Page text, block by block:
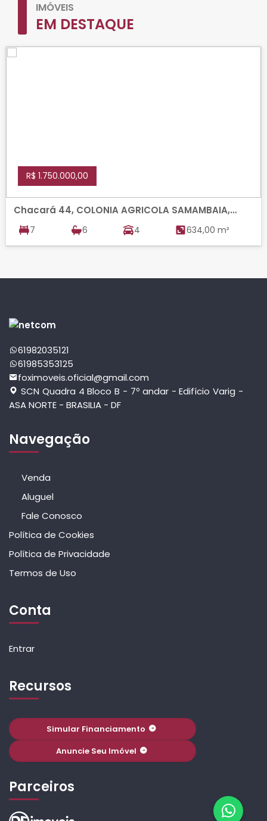
IMÓVEIS
EM DESTAQUE
R$ 1.750.000,00
Chacará 44, COLONIA AGRICOLA SAMAMBAIA,
VICENTE PIRES
7 6 4 634,00 m²
61982035121
61985353125
foximoveis.oficial@gmail.com
SCN Quadra 4 Bloco B - 7º andar - Edifício Varig -
ASA NORTE - BRASILIA - DF
Navegação
Venda
Aluguel
Fale Conosco
Política de Cookies
Política de Privacidade
Termos de Uso
Conta
Entrar
Recursos
Simular Financiamento
Anuncie Seu Imóvel
Parceiros